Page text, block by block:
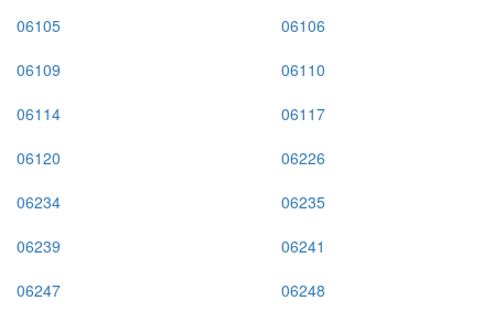
06105
06106
06109
06110
06114
06117
06120
06226
06234
06235
06239
06241
06247
06248